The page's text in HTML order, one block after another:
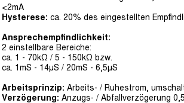
<2mA
Hysterese: ca. 20% des eingestellten
Ansprechempfindlichkeit:
2 einstellbare Bereiche:
ca. 1 - 70kΩ / 5 - 150kΩ bzw.
ca. 1mS - 14μS / 20mS - 6,5μS
Arbeitsprinzip: Arbeits- / Ruhestrom,
Verzögerung: Anzugs- / Abfallverzögerung